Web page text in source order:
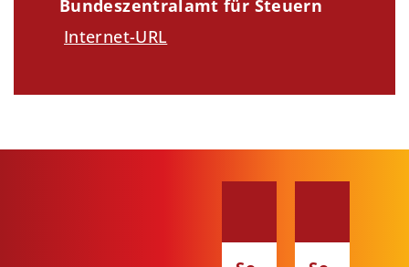
Bundeszentralamt für Steuern
Internet-URL